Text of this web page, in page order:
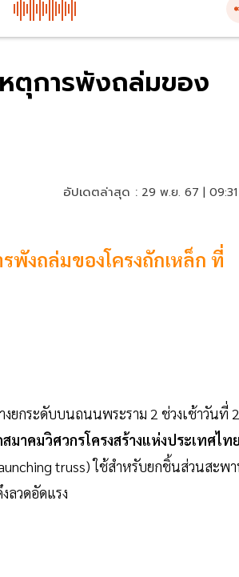
ตุการพังถล่มของ
อัปเดตล่าสุด : 29 พ.ย. 67 |
พังถล่มของโครงถักเหล็ก ที่
ยกระดับบนถนนพระราม 2 ช่วงเช้าวันที่
าคมวิศวกรโครงสร้างแห่งประเทศไท
truss) ใช้สำหรับยกชิ้นส่วนสะพ
ลวดอัดแรง